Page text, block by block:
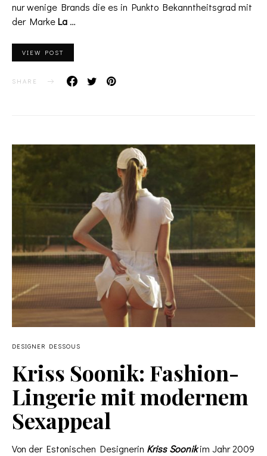
nur wenige Brands die es in Punkto Bekanntheitsgrad mit
der MarkeLa …
VIEW POST
SHARE
DESIGNER DESSOUS
Kriss Soonik: Fashion-
Lingerie mit modernem
Sexappeal
Von der Estonischen Designerin Kriss Soonikim Jahr 2009